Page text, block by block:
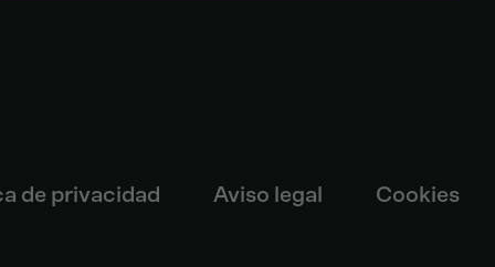
de privacidad Aviso legal Cookies